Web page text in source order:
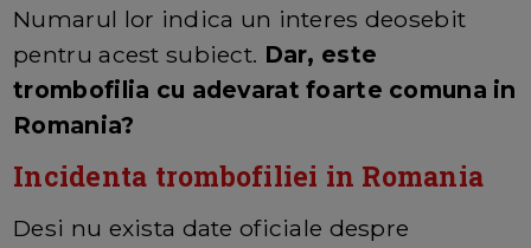
Numarul lor indica un interes deosebit
pentru acest subiect. Dar, este
trombofilia cu adevarat foarte comuna in
Romania?
Incidenta trombofiliei in Romania
Desi nu exista date oficiale despre